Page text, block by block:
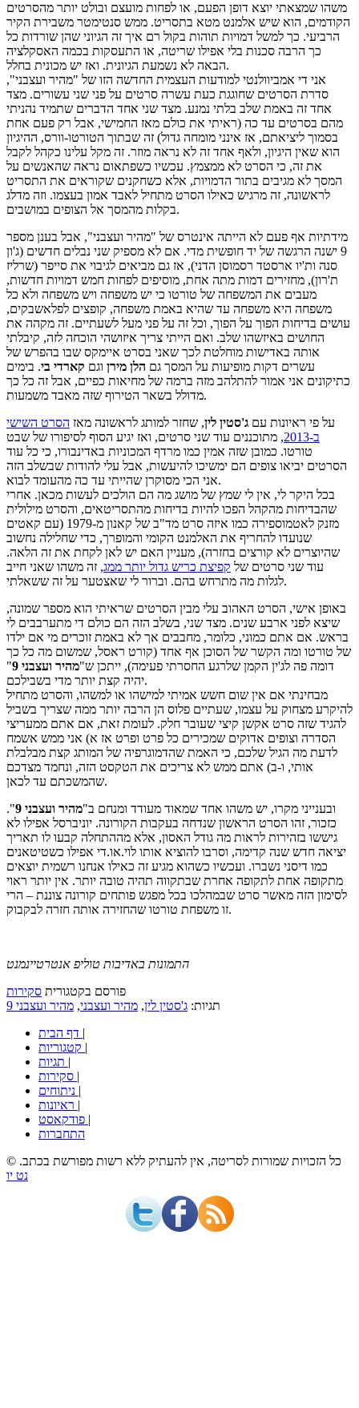
משהו שמצאתי יוצא דופן הפעם, או לפחות מועצם ובולט יותר מהסרטים
הקודמים, הוא שיש אלמנט מטא בתסריט. ממש סנטימטר משבירת הקיר
הרביעי. כך למשל דמויות תוהות בקול רם איך זה הגיוני שהן שורדות כל
כך הרבה סכנות בלי אפילו שריטה, או התעסקות בכמה האסקלציה
הבאה לא נשמעת הגיונית. ואז יש מכונית בחלל.
אני די אמביוולנטי למודעות העצמית החדשה הזו של "מהיר ועצבני",
סדרת הסרטים שחוגגת כעת עשרה סרטים על פני שני עשורים. מצד
אחד זה באמת שלב בלתי נמנע. מצד שני אחד הדברים שתמיד נהניתי
מהם בסרטים עד כה (ראיתי את כולם מאז החמישי, אבל רק פעם אחת
בסמוך ליציאתם, אז אינני מומחה גדול) זה שבתוך הטורטו-וורס, ההיגיון
הוא שאין היגיון, ולאף אחד זה לא נראה מוזר. זה מקל עלינו כקהל לקבל
את זה, כי הסרט לא ממצמץ. עכשיו כשפתאום נראה שהאנשים על
המסך לא מגיבים בתור הדמויות, אלא כשחקנים שקוראים את התסריט
לראשונה, זה מרגיש כאילו הסרט מתחיל לאבד אמון בעצמו. וזה מדלג
בקלות מהמסך אל הצופים במושבים.
מידתיות אף פעם לא הייתה אינטרס של "מהיר ועצבני", אבל בענן מספר
9 ישנה הרגשה של יד חופשית מדי. אם לא מספיק שני נבלים חדשים (ג'ון
סנה ות'יו ארסטד רסמוסן הדני), אז גם מביאים לגיבוי את סייפר (שרליז
ת'רון), מחזירים דמות מתה אחת, מוסיפים לפחות חמש דמויות חדשות,
מעבים את המשפחה של טורטו כי יש משפחה ויש משפחה ולא כל
משפחה היא משפחה עד שהיא באמת משפחה, קופצים לפלאשבקים,
עושים בדיחות הפוך על הפוך, וכל זה על פני מעל לשעתיים. זה מקהה את
החושים באיזשהו שלב. ואם הייתי צריך איזושהי הוכחה לזה, קיבלתי
אותה באדישות מוחלטת לכך שאני בסרט איימקס שבו בהפרש של
עשרים דקות מופיעות על המסך גם הלן מירן וגם קארדי בי. בימים
כתיקונים אני אמור להתלהב מזה ברמה של מחיאות כפיים, אבל זה כל כך
מדולל בשאר הטירוף שזה מאבד משמעות.
על פי ראיונות עם ג'סטין לין, שחזר למותג לראשונה מאז הסרט השישי
ב-2013
, מתוכננים עוד שני סרטים, ואז יגיע הסוף לסיפורו של שבט
טורטו. כמובן שזה אמין כמו מרדף המכוניות באדינבורו, כי כל עוד
הסרטים יביאו צופים הם ימשיכו להיעשות, אבל עלי להודות שבשלב הזה
אני הכי מסוקרן שהייתי עד כה מהעומד לבוא.
בכל היקר לי, אין לי שמץ של מושג מה הם הולכים לעשות מכאן. אחרי
שהבדיחות מהקהל הפכו להיות בדיחות מהתסריטאים, והסרט מילולית
מזנק לאטמוספירה כמו איזה סרט מד"ב של קאנון מ-1979 (עם קאטים
שנועדו להחריף את האלמנט הקומי והמופרך, כדי שחלילה נחשוב
שהיוצרים לא קורצים בחזרה), מעניין האם יש לאן לקחת את זה הלאה.
עוד שני סרטים של קפיצת כריש גדול יותר ממג, זה משהו שאני חייב
לגלות מה מתרחש בהם. וברור לי שאצטער על זה ששאלתי.
באופן אישי, הסרט האהוב עלי מבין הסרטים שראיתי הוא מספר שמונה,
שיצא לפני ארבע שנים. מצד שני, בשלב הזה הם כולם די מתערבבים לי
בראש. אם אתם כמוני, כלומר, מחבבים אך לא באמת זוכרים מי אם ילדו
של טורטו ומה הקשר של הסוכן אף אחד (קורט ראסל, שמשום מה כל כך
דומה פה לג'ין הקמן שלרגע החסרתי פעימה), ייתכן ש"מהיר ועצבני 9
"
יהיה קצת יותר מדי בשבילכם.
מבחינתי אם אין שום חשש אמיתי למישהו או למשהו, והסרט מתחיל
להיקרע מצחוק על עצמו, שעתיים פלוס הן הרבה יותר ממה שצריך בשביל
להגיד שזה סרט אקשן קיצי שעובר חלק. לעומת זאת, אם אתם ממעריצי
הסדרה וצופים אדוקים שמכירים כל פרט ופרט אז א) אני ממש אשמח
לדעת מה הגיל שלכם, כי האמת שהדמוגרפיה של המותג קצת מבלבלת
אותי, ו-ב) אתם ממש לא צריכים את הטקסט הזה, ונחמד מצדכם
שהמשכתם עד לכאן.
ובענייני מקרו, יש משהו אחד שמאוד מעודד ומנחם ב"מהיר ועצבני 9
".
כזכור, זהו הסרט הראשון שנדחה בעקבות הקורונה. יוניברסל אפילו לא
גיששו בזהירות לראות מה גודל האסון, אלא מההתחלה קבעו לו תאריך
יציאה חדש שנה קדימה, וסרבו להוציא אותו לוי.או.די אפילו כשטיטאנים
כמו דיסני נשברו. ועכשיו כשהוא מגיע זה כאילו אנחנו רשמית יוצאים
מתקופה אחת לתקופה אחרת שבתקווה תהיה טובה יותר. אין יותר ראוי
לסימון הזה מאשר סרט שבמהלכו בכל מפגש פותחים קורונה צוננת – הרי
זו משפחת טורטו שהחזירה אותה חזרה לבקבוק.
התמונות באדיבות טוליפ אנטרטיינמנט
פורסם בקטגורית סקירות
תגיות: ג'סטין לין, מהיר ועצבני, מהיר ועצבני 9
|
|
|
|
|
|
|
התחברות
© כל הזכויות שמורות לסריטה, אין להעתיק ללא רשות מפורשת בכתב.
נט יו